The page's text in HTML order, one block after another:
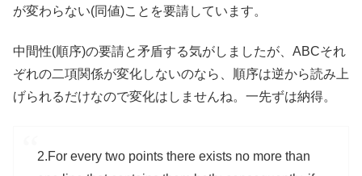
が変わらない(同値)ことを要請しています。
中間性(順序)の要請と矛盾する気がしましたが、ABCそれ
ぞれの二項関係が変化しないのなら、順序は逆から読み上
げられるだけなので変化はしませんね。一先ずは納得。
2.For every two points there exists no more than